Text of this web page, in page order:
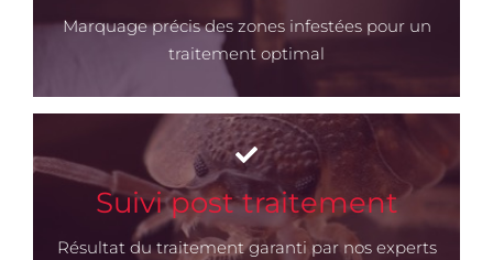
Marquage précis des zones infestées pour un
traitement optimal
Suivi post traitement
Résultat du traitement garanti par nos experts
Suivi post traitement
> Découvrir